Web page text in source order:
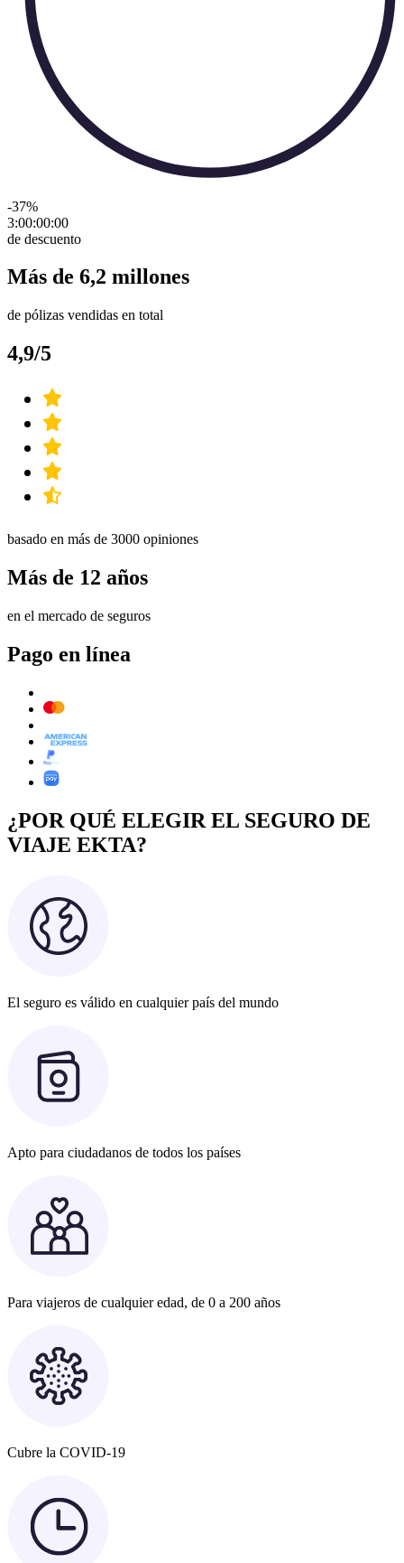
-37%
3:00:00:00
de descuento
Más de 6,2 millones
de pólizas vendidas en total
4,9/5
basado en más de 3000 opiniones
Más de 12 años
en el mercado de seguros
Pago en línea
¿POR QUÉ ELEGIR EL SEGURO DE
VIAJE EKTA?
El seguro es válido en cualquier país del mundo
Apto para ciudadanos de todos los países
Para viajeros de cualquier edad, de 0 a 200 años
Cubre la COVID-19